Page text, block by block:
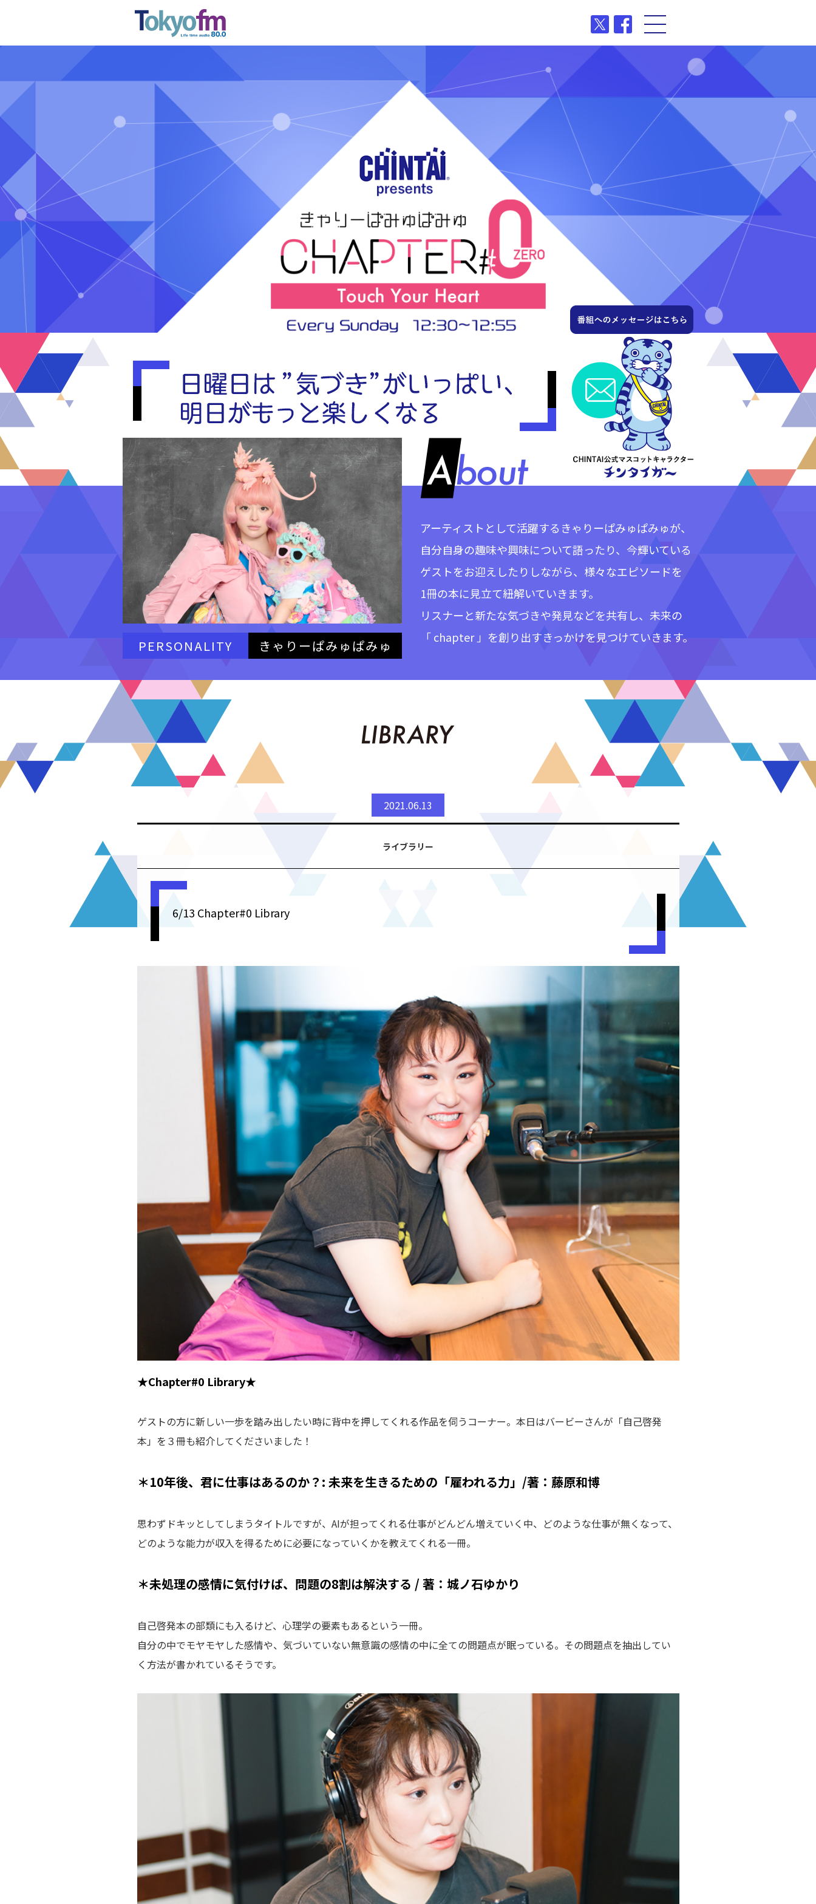
PERSONALITY きゃりーぱみゅぱみゅ
アーティストとして活躍するきゃりーぱみゅぱみゅが、
自分自身の趣味や興味について語ったり、今輝いている
ゲストをお迎えしたりしながら、様々なエピソードを
1冊の本に見立て紐解いていきます。
リスナーと新たな気づきや発見などを共有し、未来の
「 chapter 」を創り出すきっかけを見つけていきます。
2021.06.13
ライブラリー
6/13 Chapter#0 Library
★Chapter#0 Library★
ゲストの方に新しい一歩を踏み出したい時に背中を押してくれる作品を伺うコーナー。本日はバービーさんが「自己啓発
本」を３冊も紹介してくださいました！
＊10年後、君に仕事はあるのか？: 未来を生きるための「雇われる力」/著：藤原和博
思わずドキッとしてしまうタイトルですが、AIが担ってくれる仕事がどんどん増えていく中、どのような仕事が無くなって、
どのような能力が収入を得るために必要になっていくかを教えてくれる一冊。
＊未処理の感情に気付けば、問題の8割は解決する / 著：城ノ石ゆかり
自己啓発本の部類にも入るけど、心理学の要素もあるという一冊。
自分の中でモヤモヤした感情や、気づいていない無意識の感情の中に全ての問題点が眠っている。その問題点を抽出してい
く方法が書かれているそうです。